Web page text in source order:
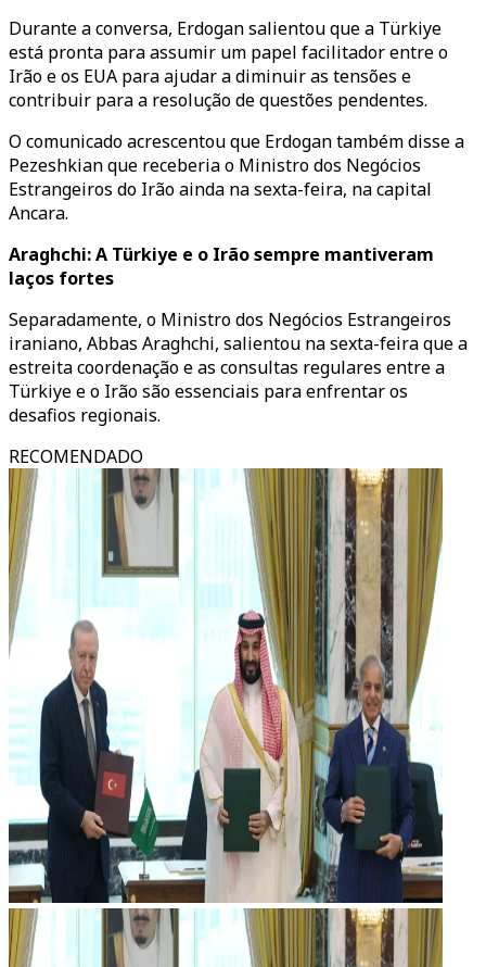
Durante a conversa, Erdogan salientou que a Türkiye
está pronta para assumir um papel facilitador entre o
Irão e os EUA para ajudar a diminuir as tensões e
contribuir para a resolução de questões pendentes.
O comunicado acrescentou que Erdogan também disse a
Pezeshkian que receberia o Ministro dos Negócios
Estrangeiros do Irão ainda na sexta-feira, na capital
Ancara.
Araghchi: A Türkiye e o Irão sempre mantiveram
laços fortes
Separadamente, o Ministro dos Negócios Estrangeiros
iraniano, Abbas Araghchi, salientou na sexta-feira que a
estreita coordenação e as consultas regulares entre a
Türkiye e o Irão são essenciais para enfrentar os
desafios regionais.
RECOMENDADO